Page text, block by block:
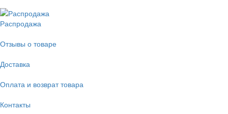
Распродажа
Отзывы о товаре
Доставка
Оплата и возврат товара
Контакты